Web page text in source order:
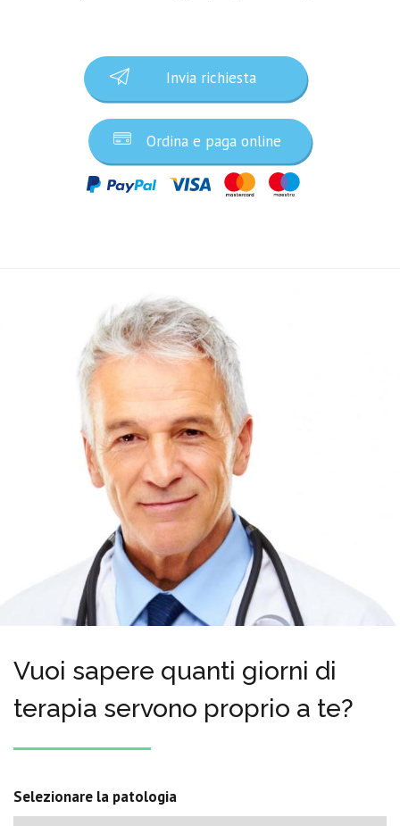
Invia richiesta
Ordina e paga online
Vuoi sapere quanti giorni di
terapia servono proprio a te?
Selezionare la patologia